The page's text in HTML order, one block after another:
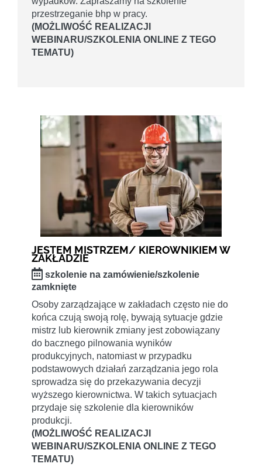
przestrzeganie bhp w pracy.
(MOŻLIWOŚĆ REALIZACJI
WEBINARU/SZKOLENIA ONLINE Z TEGO
TEMATU)
JESTEM MISTRZEM/ KIEROWNIKIEM W
ZAKŁADZIE
szkolenie na zamówienie/szkolenie
zamknięte
Osoby zarządzające w zakładach często nie do
końca czują swoją rolę, bywają sytuacje gdzie
mistrz lub kierownik zmiany jest zobowiązany
do bacznego pilnowania wyników
produkcyjnych, natomiast w przypadku
podstawowych działań zarządzania jego rola
sprowadza się do przekazywania decyzji
wyższego kierownictwa. W takich sytuacjach
przydaje się szkolenie dla kierowników
produkcji.
(MOŻLIWOŚĆ REALIZACJI
WEBINARU/SZKOLENIA ONLINE Z TEGO
TEMATU)